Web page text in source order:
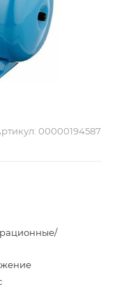
00000194587